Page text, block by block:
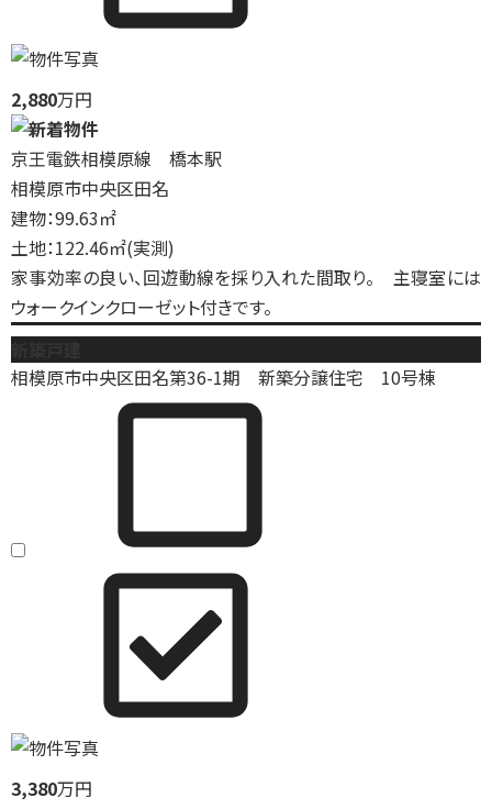
2,880万円
京王電鉄相模原線 橋本駅
相模原市中央区田名
建物：99.63㎡
土地：122.46㎡(実測)
家事効率の良い、回遊動線を採り入れた間取り。 主寝室には
ウォークインクローゼット付きです。
相模原市中央区田名第36-1期 新築分譲住宅 10号棟
3,380万円